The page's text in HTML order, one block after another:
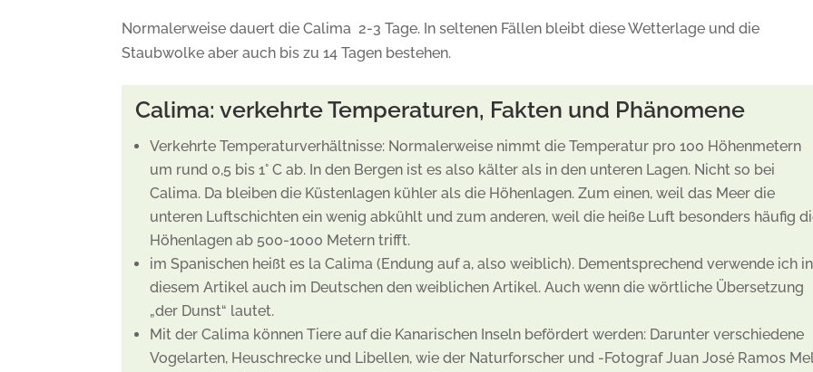
Normalerweise dauert die Calima 2-3 Tage. In seltenen Fällen bleibt diese Wetterlage und die
Staubwolke aber auch bis zu 14 Tagen bestehen.
Calima: verkehrte Temperaturen, Fakten und Phänomene
Verkehrte Temperaturverhältnisse: Normalerweise nimmt die Temperatur pro 100 Höhenmetern
um rund 0,5 bis 1° C ab. In den Bergen ist es also kälter als in den unteren Lagen. Nicht so bei
Calima. Da bleiben die Küstenlagen kühler als die Höhenlagen. Zum einen, weil das Meer die
unteren Luftschichten ein wenig abkühlt und zum anderen, weil die heiße Luft besonders häufig
Höhenlagen ab 500-1000 Metern trifft.
im Spanischen heißt es la Calima (Endung auf a, also weiblich). Dementsprechend verwende ich in
diesem Artikel auch im Deutschen den weiblichen Artikel. Auch wenn die wörtliche Übersetzung
„der Dunst“ lautet.
Mit der Calima können Tiere auf die Kanarischen Inseln befördert werden: Darunter verschiedene
Vogelarten, Heuschrecke und Libellen, wie der Naturforscher und -Fotograf Juan José Ramos